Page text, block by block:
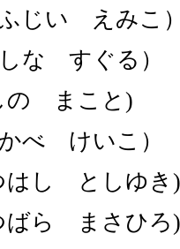
ふじい えみ
な すぐる
まこと)
かべ けいこ
はし としゆ
ばら まさひ